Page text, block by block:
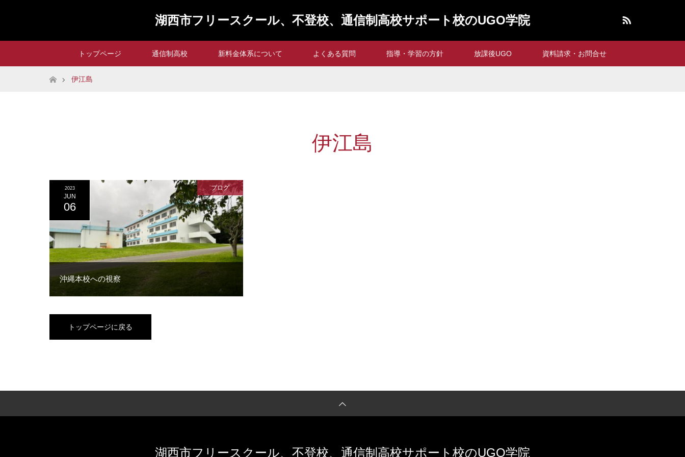
湖西市フリースクール、不登校、通信制高校サポート校のUGO学院
RSS
トップページ 通信制高校 新料金体系について よくある質問 指導・学習の方針 放課後UGO 資料請求・お問合せ
ホーム伊江島
伊江島
沖縄本校への視察
2023
JUN
06
ブログ
トップページに戻る
湖西市フリースクール、不登校、通信制高校サポート校のUGO学院